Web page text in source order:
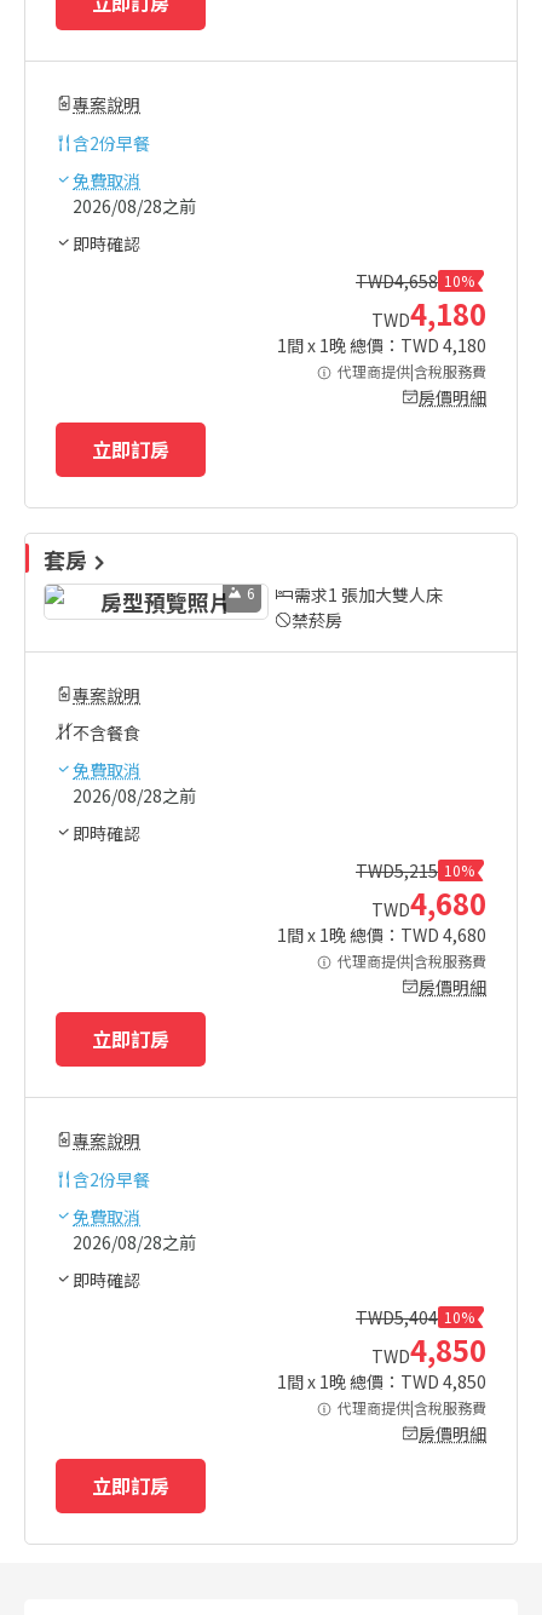
專案說明
含2份早餐
免費取消
2026/08/28之前
即時確認
TWD4,658 10%
TWD4,180
1間 x 1晚 總價：TWD 4,180
代理商提供|含稅服務費
房價明細
立即訂房
套房
6
需求1 張加大雙人床
禁菸房
專案說明
不含餐食
免費取消
2026/08/28之前
即時確認
TWD5,215 10%
TWD4,680
1間 x 1晚 總價：TWD 4,680
代理商提供|含稅服務費
房價明細
立即訂房
專案說明
含2份早餐
免費取消
2026/08/28之前
即時確認
TWD5,404 10%
TWD4,850
1間 x 1晚 總價：TWD 4,850
代理商提供|含稅服務費
房價明細
立即訂房